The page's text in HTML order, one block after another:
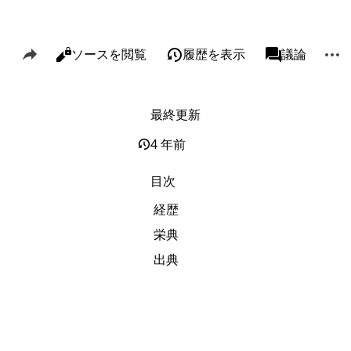
このページを共有
表示
閲覧ソースを閲覧 履歴を表示 associated-
ページ議論
リンク元
関連ページの更新状況
ページ情報
このページを引用
最終更新
4 年前
目次
経歴
栄典
出典